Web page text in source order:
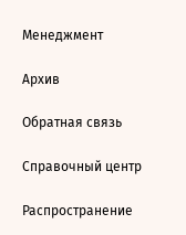
Менеджмент
Архив
Обратная связь
Справочный центр
Распространение